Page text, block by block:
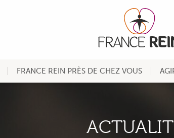
FRANCE REIN PRÈS DE CHEZ VOUS